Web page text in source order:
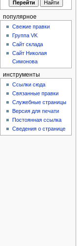
популярное
Свежие правки
Группа VK
Сайт склада
Сайт Николая
Симонова
инструменты
Ссылки сюда
Связанные правки
Служебные страницы
Версия для печати
Постоянная ссылка
Сведения о странице